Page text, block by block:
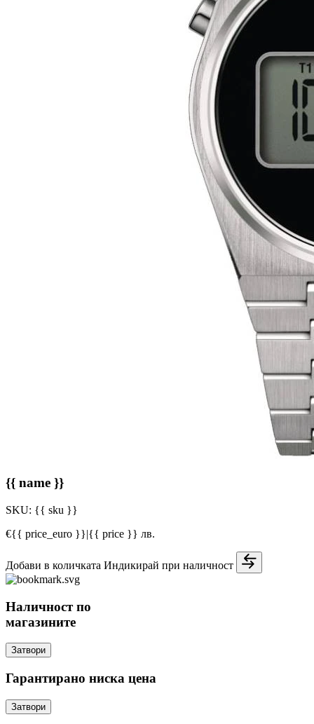
{{ name }}
SKU: {{ sku }}
€{{ price_euro }}|{{ price }} лв.
Добави в количката Индикирай при наличност
Наличност по
магазините
Затвори
Гарантирано ниска цена
Затвори